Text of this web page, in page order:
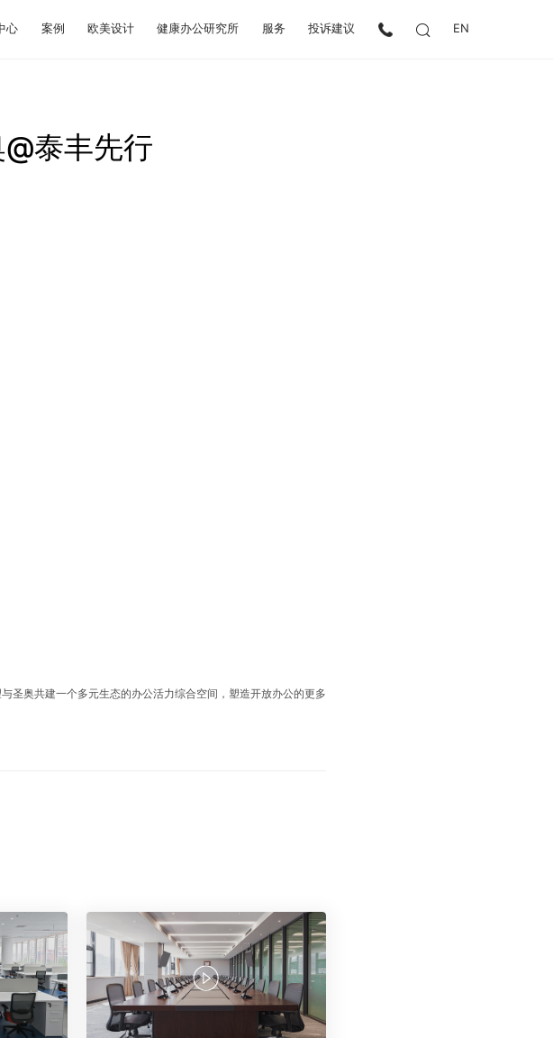
心 案例 欧美设计 健康办公研究所 服务 投诉建议 EN
泰丰先行
圣奥共建一个多元生态的办公活力综合空间，塑造开放办公的更多